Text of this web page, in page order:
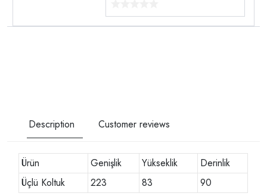
Description Customer reviews
Ürün Genişlik Yükseklik
Derinlik
Üçlü Koltuk
223 83 90